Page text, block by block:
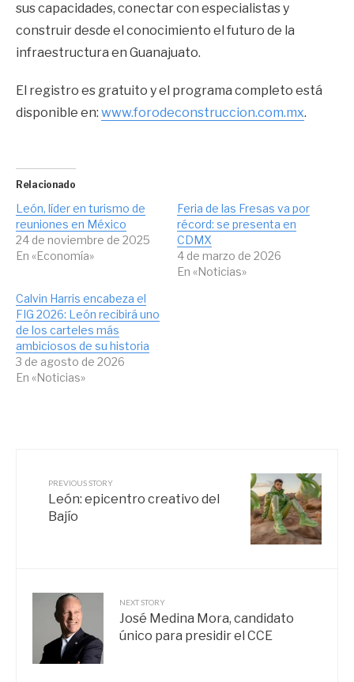
sus capacidades, conectar con especialistas y
construir desde el conocimiento el futuro de la
infraestructura en Guanajuato.
El registro es gratuito y el programa completo está
disponible en: www.forodeconstruccion.com.mx.
Relacionado
León, líder en turismo de
reuniones en México
24 de noviembre de 2025
En «Economía»
Feria de las Fresas va por
récord: se presenta en
CDMX
4 de marzo de 2026
En «Noticias»
Calvin Harris encabeza el
FIG 2026: León recibirá uno
de los carteles más
ambiciosos de su historia
3 de agosto de 2026
En «Noticias»
PREVIOUS STORY
León: epicentro creativo del
Bajío
NEXT STORY
José Medina Mora, candidato
único para presidir el CCE